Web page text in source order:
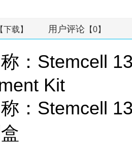
【下载】 用户评论 【0】
：Stemcell
Kit
：Stemcell